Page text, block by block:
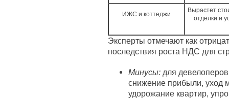
ИЖС и коттеджи
Вырастет
отделки и
Эксперты отмечают как
последствия роста НДС для
Минусы: для
снижение прибыли, уход
удорожание квартир,